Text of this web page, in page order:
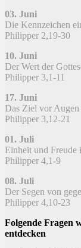
03. Juni​
Die Kennzeichen
Philipper 2,19-30
10. Juni​
Der Wert der
Philipper 3,1-11
17. Juni​
Das Ziel vor Augen
Philipper 3,12-21
01. Juli
Einheit und Freude
Philipper 4,1-9
08. Juli​
Der Segen von
Philipper 4,10-23
Folgende Fragen
entdecken